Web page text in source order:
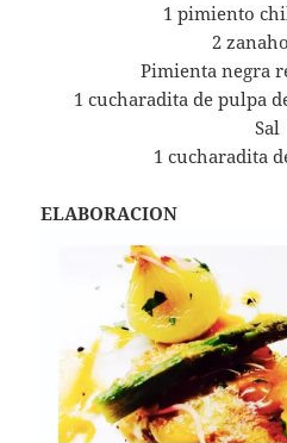
1 pimiento
2
Pimienta negra
1 cucharadita de pulpa
Sal
1 cucharadita
ELABORACION